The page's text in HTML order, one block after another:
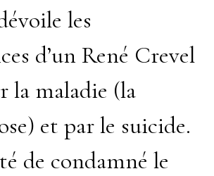
les
d’un René Crevel
la maladie (la
et par le suicide.
de condamné le